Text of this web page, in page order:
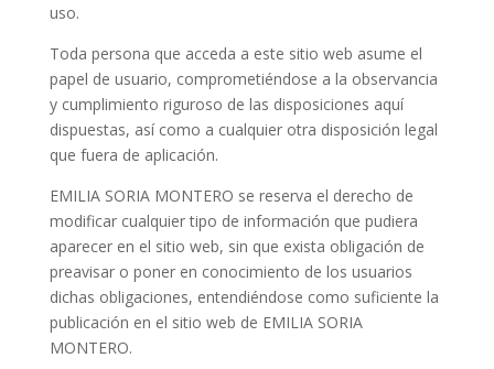
uso.
Toda persona que acceda a este sitio web asume el
papel de usuario, comprometiéndose a la observancia
y cumplimiento riguroso de las disposiciones aquí
dispuestas, así como a cualquier otra disposición legal
que fuera de aplicación.
EMILIA SORIA MONTERO se reserva el derecho de
modificar cualquier tipo de información que pudiera
aparecer en el sitio web, sin que exista obligación de
preavisar o poner en conocimiento de los usuarios
dichas obligaciones, entendiéndose como suficiente la
publicación en el sitio web de EMILIA SORIA
MONTERO.